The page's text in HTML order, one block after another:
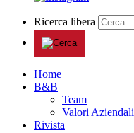
Ricerca libera
Home
B&B
Team
Valori Aziendali
Rivista